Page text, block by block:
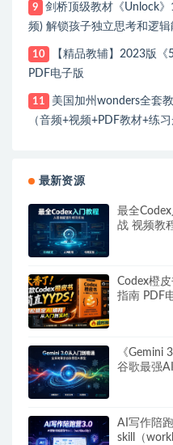
9
剑桥顶级教材《Unlock
频) 解锁孩子独立思考和逻辑
10
【精品教辅】2023版
PDF电子版
11
美国加州wonders全套
（音频+视频+PDF教材+练习
最新资源
最全
战 视频教
Codex橙
指南 PDF
《Gemini
谷歌最强
AI写作陪
skill（